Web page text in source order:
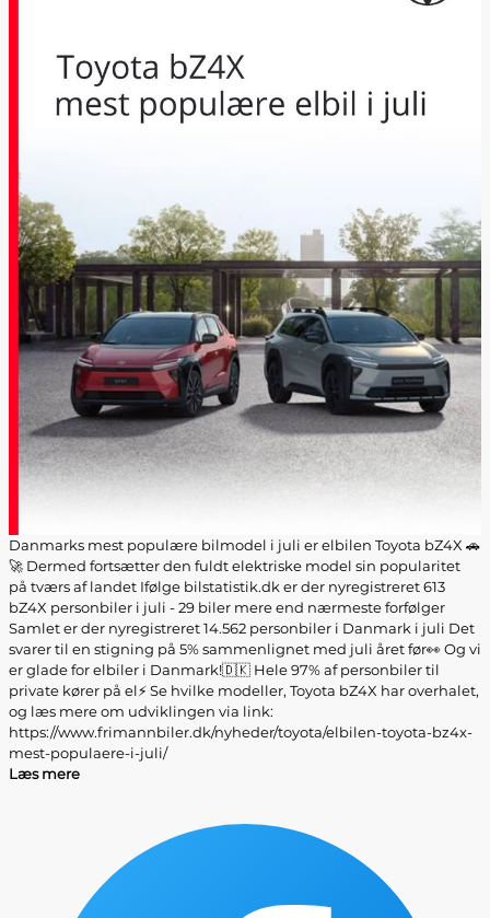
Danmarks mest populære bilmodel i juli er elbilen Toyota bZ4X 🚗
🚀 Dermed fortsætter den fuldt elektriske model sin popularitet
på tværs af landet Ifølge bilstatistik.dk er der nyregistreret 613
bZ4X personbiler i juli - 29 biler mere end nærmeste forfølger
Samlet er der nyregistreret 14.562 personbiler i Danmark i juli Det
svarer til en stigning på 5% sammenlignet med juli året før👀 Og vi
er glade for elbiler i Danmark!🇩🇰 Hele 97% af personbiler til
private kører på el⚡ Se hvilke modeller, Toyota bZ4X har overhalet,
og læs mere om udviklingen via link:
https://www.frimannbiler.dk/nyheder/toyota/elbilen-toyota-bz4x-
mest-populaere-i-juli/
Læs mere